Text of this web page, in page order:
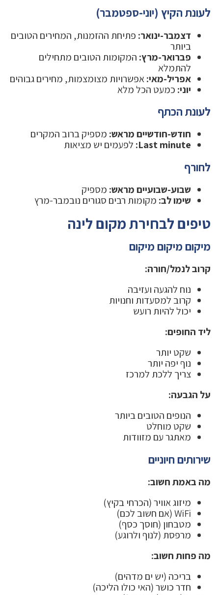
לעונת הקיץ (יוני-ספטמבר)
דצמבר-ינואר: פתיחת ההזמנות, המחירים הטובים
ביותר
פברואר-מרץ: המקומות הטובים מתחילים
להתמלא
אפריל-מאי:אפשרויות מצומצמות, מחירים גבוהים
יוני: כמעט הכל מלא
לעונת הכתף
חודש-חודשיים מראש: מספיק ברוב המקרים
Last minute: לפעמים יש מציאות
לחורף
שבוע-שבועיים מראש: מספיק
שימו לב: מקומות רבים סגורים נובמבר-מרץ
טיפים לבחירת מקום לינה
מיקום מיקום מיקום
קרוב לנמל/חורה:
נוח להגעה ועזיבה
קרוב למסעדות וחנויות
יכול להיות רועש
ליד החופים:
שקט יותר
נוף יפה יותר
צריך ללכת למרכז
על הגבעה:
הנופים הטובים ביותר
שקט מוחלט
מאתגר עם מזוודות
שירותים חיוניים
מה באמת חשוב:
מיזוג אוויר (הכרחי בקיץ)
WiFi (אם חשוב לכם)
מטבחון (חוסך כסף)
מרפסת (לנוף ולרוגע)
מה פחות חשוב:
בריכה (יש ים מדהים)
חדר כושר (האי כולו הליכה)